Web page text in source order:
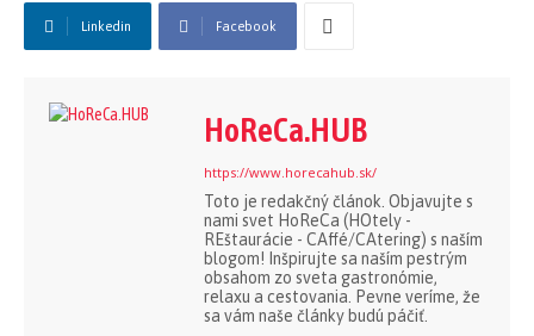
Linkedin Facebook
HoReCa.HUB
https://www.horecahub.sk/
Toto je redakčný článok. Objavujte s
nami svet HoReCa (HOtely -
REštaurácie - CAffé/CAtering) s naším
blogom! Inšpirujte sa naším pestrým
obsahom zo sveta gastronómie,
relaxu a cestovania. Pevne veríme, že
sa vám naše články budú páčiť.